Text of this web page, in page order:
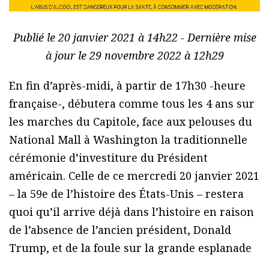
Publié le 20 janvier 2021 à 14h22 - Dernière mise
à jour le 29 novembre 2022 à 12h29
En fin d’après-midi, à partir de 17h30 -heure
française-, débutera comme tous les 4 ans sur
les marches du Capitole, face aux pelouses du
National Mall à Washington la traditionnelle
cérémonie d’investiture du Président
américain. Celle de ce mercredi 20 janvier 2021
– la 59e de l’histoire des États-Unis – restera
quoi qu’il arrive déjà dans l’histoire en raison
de l’absence de l’ancien président, Donald
Trump, et de la foule sur la grande esplanade